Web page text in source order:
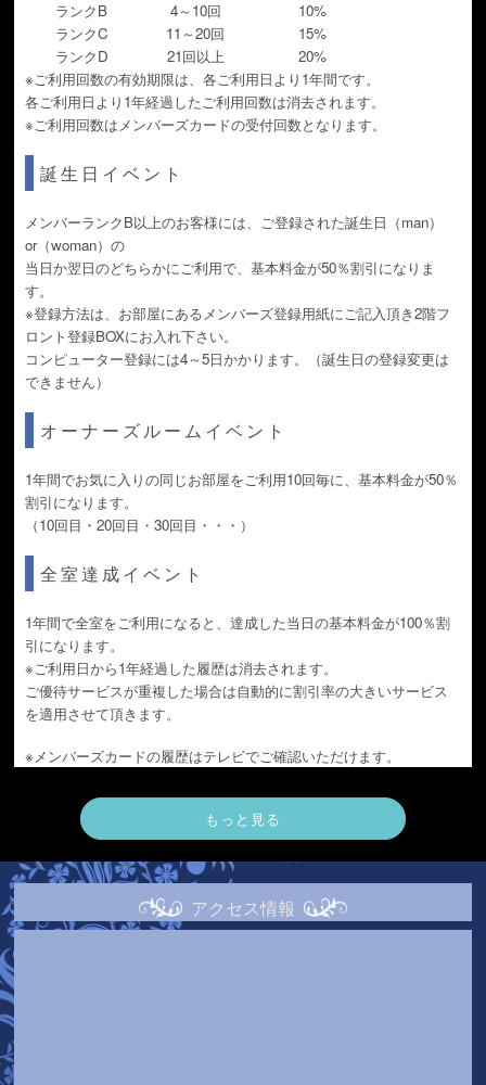
ランクB 4～10回
10%
ランクC
11～20回
15%
ランクD
21回以上
20%
※ご利用回数の有効期限は、各ご利用日より1年間です。
各ご利用日より1年経過したご利用回数は消去されます。
※ご利用回数はメンバーズカードの受付回数となります。
誕生日イベント
メンバーランクB以上のお客様には、ご登録された誕生日（man）
or（woman）の
当日か翌日のどちらかにご利用で、基本料金が50％割引になりま
す。
※登録方法は、お部屋にあるメンバーズ登録用紙にご記入頂き2階フ
ロント登録BOXにお入れ下さい。
コンピューター登録には4～5日かかります。（誕生日の登録変更は
できません）
オーナーズルームイベント
1年間でお気に入りの同じお部屋をご利用10回毎に、基本料金が50％
割引になります。
（10回目・20回目・30回目・・・）
全室達成イベント
1年間で全室をご利用になると、達成した当日の基本料金が100％割
引になります。
※ご利用日から1年経過した履歴は消去されます。
ご優待サービスが重複した場合は自動的に割引率の大きいサービス
を適用させて頂きます。
※メンバーズカードの履歴はテレビでご確認いただけます。
もっと見る
アクセス情報